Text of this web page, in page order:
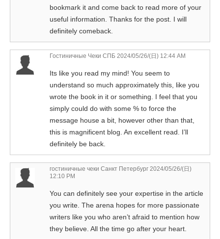
bookmark it and come back to read more of your
useful information. Thanks for the post. I will
definitely comeback.
Гостиничные Чеки СПБ 2024/05/26/(日) 12:44 AM
Its like you read my mind! You seem to
understand so much approximately this, like you
wrote the book in it or something. I feel that you
simply could do with some % to force the
message house a bit, however other than that,
this is magnificent blog. An excellent read. I’ll
definitely be back.
гостиничные чеки Санкт Петербург 2024/05/26/(日)
12:10 PM
You can definitely see your expertise in the article
you write. The arena hopes for more passionate
writers like you who aren’t afraid to mention how
they believe. All the time go after your heart.